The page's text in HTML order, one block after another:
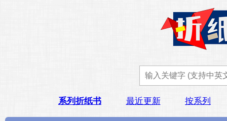
系列折纸书 最近更新 按系列